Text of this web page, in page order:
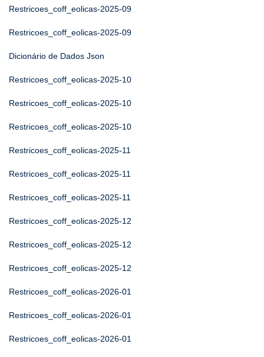
Restricoes_coff_eolicas-2025-09
Restricoes_coff_eolicas-2025-09
Dicionário de Dados Json
Restricoes_coff_eolicas-2025-10
Restricoes_coff_eolicas-2025-10
Restricoes_coff_eolicas-2025-10
Restricoes_coff_eolicas-2025-11
Restricoes_coff_eolicas-2025-11
Restricoes_coff_eolicas-2025-11
Restricoes_coff_eolicas-2025-12
Restricoes_coff_eolicas-2025-12
Restricoes_coff_eolicas-2025-12
Restricoes_coff_eolicas-2026-01
Restricoes_coff_eolicas-2026-01
Restricoes_coff_eolicas-2026-01